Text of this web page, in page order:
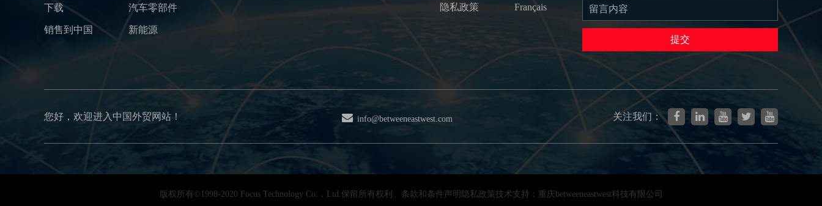
下载
销售到中国
汽车零部件
新能源
隐私政策 Français
提交
您好，欢迎进入中国外贸网站！ info@betweeneastwest.com 关注我们：
版权所有©1998-2020 Focus Technology Co.，Ltd.保留所有权利。条款和条件声明隐私政策技术支持：重庆betweeneastwest科技有限公司